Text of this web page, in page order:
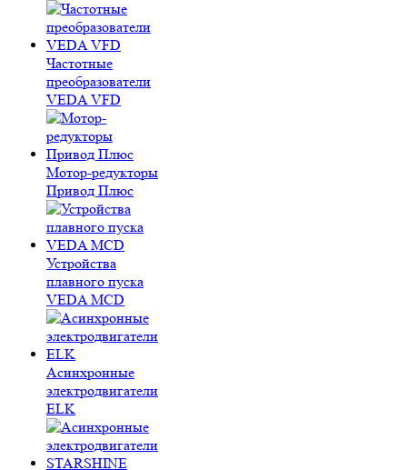
Частотные
преобразователи
VEDA VFD
Мотор-редукторы
Привод Плюс
Устройства
плавного пуска
VEDA MCD
Асинхронные
электродвигатели
ELK